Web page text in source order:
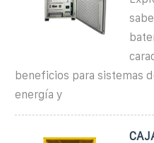
beneficios para sistemas
energía y